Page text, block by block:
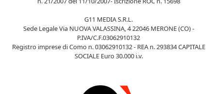
G11 MEDIA S.R.L.
Sede Legale Via NUOVA VALASSINA, 4 22046 MERONE (CO) -
P.IVA/C.F.03062910132
Registro imprese di Como n. 03062910132 - REA n. 293834 CAPITALE
SOCIALE Euro 30.000 i.v.